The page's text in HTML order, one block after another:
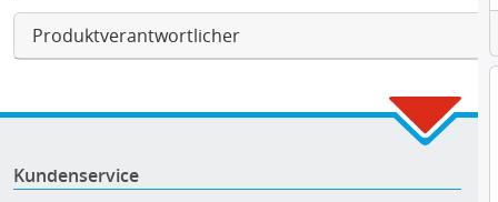
Produktverantwortlicher
Kundenservice